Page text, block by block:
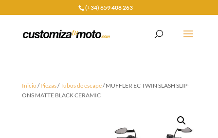
(+34) 659 408 263
Inicio/Piezas/Tubos de escape/ MUFFLER EC TWIN SLASH SLIP-
ONS MATTE BLACK CERAMIC